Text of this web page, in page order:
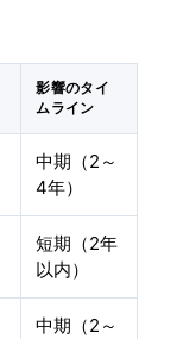
影響のタイ
ムライン
中期（2～
4年）
短期（2年
以内）
中期（2～